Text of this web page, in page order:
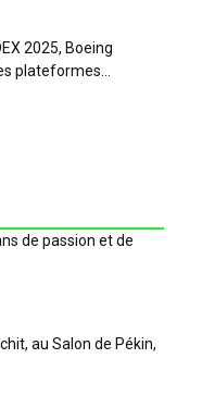
2025, Boeing
plateformes...
de passion et de
au Salon de Pékin,